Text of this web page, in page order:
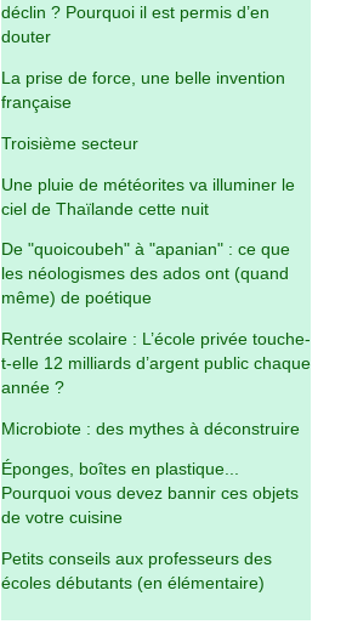
déclin ? Pourquoi il est permis d’en
douter
La prise de force, une belle invention
française
Troisième secteur
Une pluie de météorites va illuminer le
ciel de Thaïlande cette nuit
De "quoicoubeh" à "apanian" : ce que
les néologismes des ados ont (quand
même) de poétique
Rentrée scolaire : L’école privée touche-
t-elle 12 milliards d’argent public chaque
année ?
Microbiote : des mythes à déconstruire
Éponges, boîtes en plastique...
Pourquoi vous devez bannir ces objets
de votre cuisine
Petits conseils aux professeurs des
écoles débutants (en élémentaire)